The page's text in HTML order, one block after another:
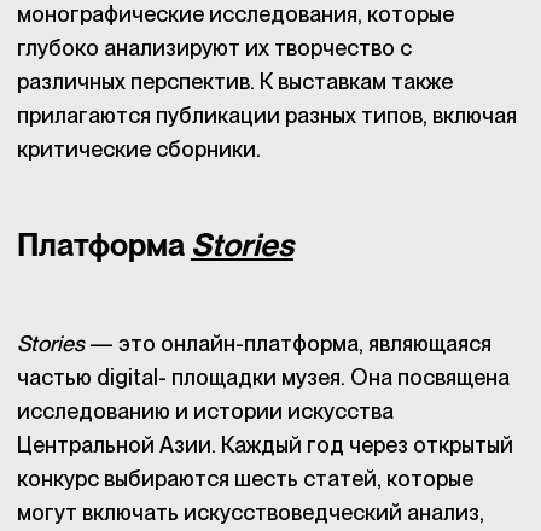
монографические исследования, которые
глубоко анализируют их творчество с
различных перспектив. К выставкам также
прилагаются публикации разных типов, включая
критические сборники.
Платформа Stories
Stories— это онлайн-платформа, являющаяся
частью digital- площадки музея. Она посвящена
исследованию и истории искусства
Центральной Азии. Каждый год через открытый
конкурс выбираются шесть статей, которые
могут включать искусствоведческий анализ,